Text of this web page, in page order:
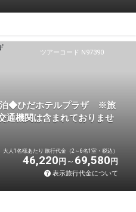
ツアーコード N97390
◆ひだホテルプラザ ※旅
通機関は含まれておりませ
大人1名様あたり 旅行代金（2～6名1室・税込）
46,220 円 69,580 円
表示旅行代金について